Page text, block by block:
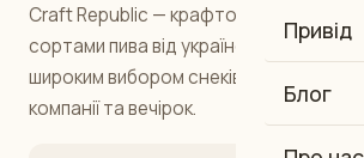
Привід
Блог
Craft Republic — крафтовий бар на
сортами пива від українських
широким вибором снеків і закусок.
компанії та вечірок.